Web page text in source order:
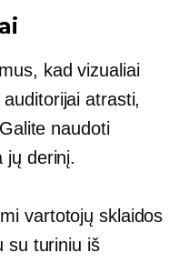
kad vizualiai
atrasti,
naudoti
jų derinį.
vartotojų sklaidos
su turiniu iš